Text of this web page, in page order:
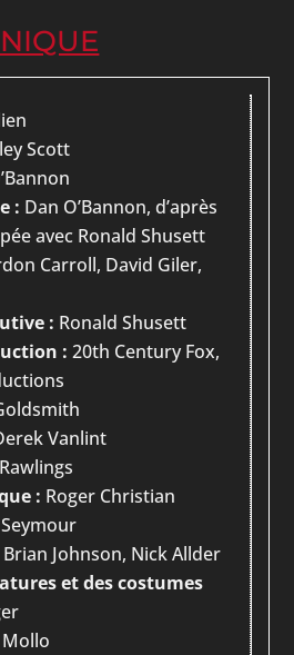
Scott
: Dan O’Bannon, d’après
avec Ronald Shusett
Carroll, David Giler,
: Ronald Shusett
: 20th Century Fox,
Vanlint
: Roger Christian
Brian Johnson, Nick Allder
et des costumes
Mollo